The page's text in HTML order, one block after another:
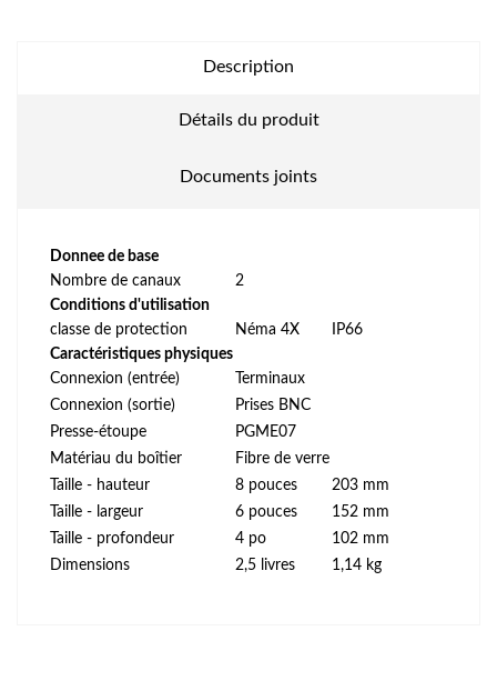
Description
Détails du produit
Documents joints
Donnee de base
Nombre de canaux
2
Conditions d'utilisation
classe de protection
Néma 4X
IP66
Caractéristiques physiques
Connexion (entrée)
Terminaux
Connexion (sortie)
Prises BNC
Presse-étoupe
PGME07
Matériau du boîtier
Fibre de verre
Taille - hauteur
8 pouces
203 mm
Taille - largeur
6 pouces
152 mm
Taille - profondeur
4 po
102 mm
Dimensions
2,5 livres 1,14 kg